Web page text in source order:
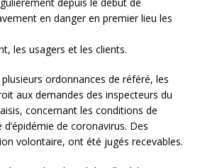
en danger en premier lieu les
les usagers et les clients.
ordonnances de référé, les
aux demandes des inspecteurs du
concernant les conditions de
de coronavirus. Des
volontaire, ont été jugés recevables.